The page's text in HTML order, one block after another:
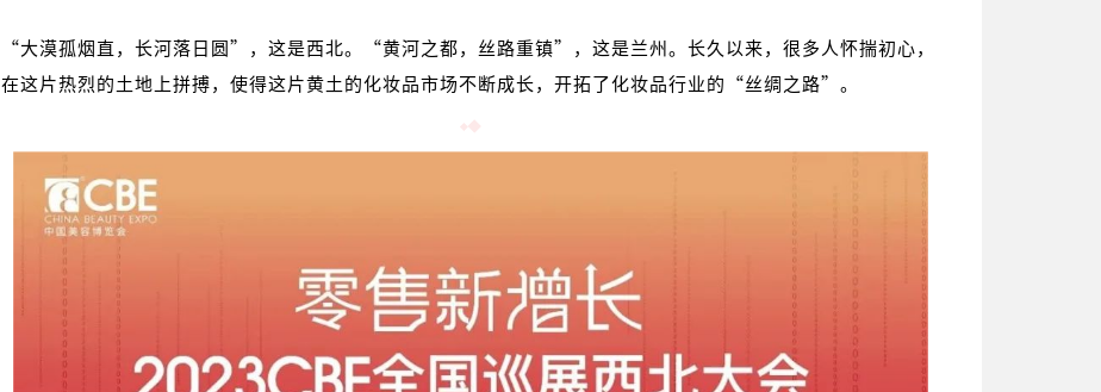
“大漠孤烟直，长河落日圆”，这是西北。“黄河之都，丝路重镇”，这是兰州。长久以来，很多人怀揣初心，
在这片热烈的土地上拼搏，使得这片黄土的化妆品市场不断成长，开拓了化妆品行业的“丝绸之路”。